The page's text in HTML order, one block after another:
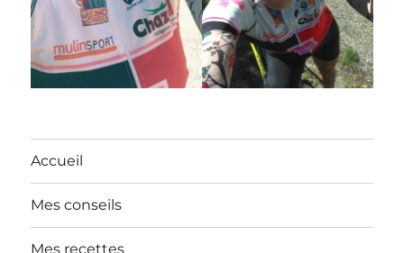
Accueil
Mes conseils
Mes recettes